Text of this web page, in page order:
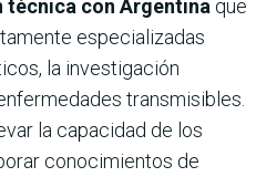
técnica con Argentina que
especializadas
la investigación
transmisibles.
la capacidad de los
conocimientos de